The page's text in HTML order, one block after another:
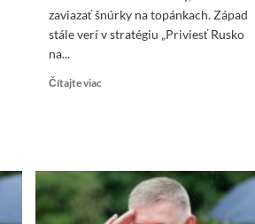
zaviazať šnúrky na topánkach. Západ
stále verí v stratégiu „Priviesť Rusko
na...
Čítajte viacRead
kľačia
iba
vtedy,